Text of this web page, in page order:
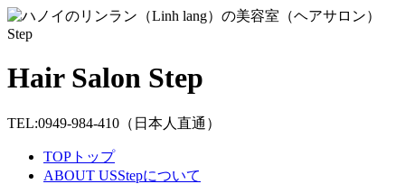
Hair Salon Step
TEL:0949-984-410 （日本人直通）
TOP トップ
ABOUT USStepについて